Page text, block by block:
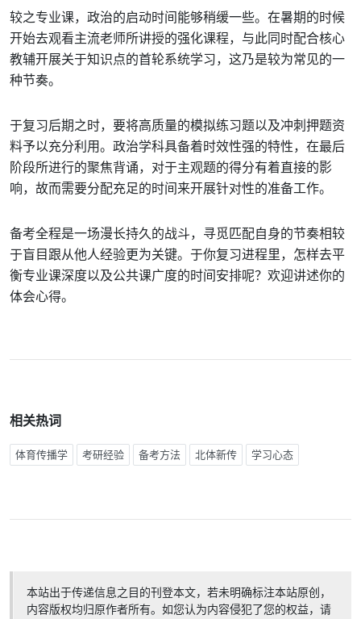
较之专业课，政治的启动时间能够稍缓一些。在暑期的时候
开始去观看主流老师所讲授的强化课程，与此同时配合核心
教辅开展关于知识点的首轮系统学习，这乃是较为常见的一
种节奏。
于复习后期之时，要将高质量的模拟练习题以及冲刺押题资
料予以充分利用。政治学科具备着时效性强的特性，在最后
阶段所进行的聚焦背诵，对于主观题的得分有着直接的影
响，故而需要分配充足的时间来开展针对性的准备工作。
备考全程是一场漫长持久的战斗，寻觅匹配自身的节奏相较
于盲目跟从他人经验更为关键。于你复习进程里，怎样去平
衡专业课深度以及公共课广度的时间安排呢？欢迎讲述你的
体会心得。
相关热词
体育传播学 考研经验 备考方法 北体新传 学习心态
本站出于传递信息之目的刊登本文，若未明确标注本站原创，
内容版权均归原作者所有。如您认为内容侵犯了您的权益，请